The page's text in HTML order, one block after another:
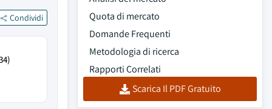
Condividi
Quota di mercato
Domande Frequenti
Metodologia di ricerca
Rapporti Correlati
Scarica Il PDF Gratuito